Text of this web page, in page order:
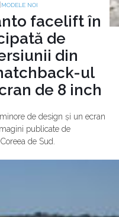
MODELE NOI
facelift în
de
din
ul
de 8 inch
de design și un ecran
publicate de
de Sud.